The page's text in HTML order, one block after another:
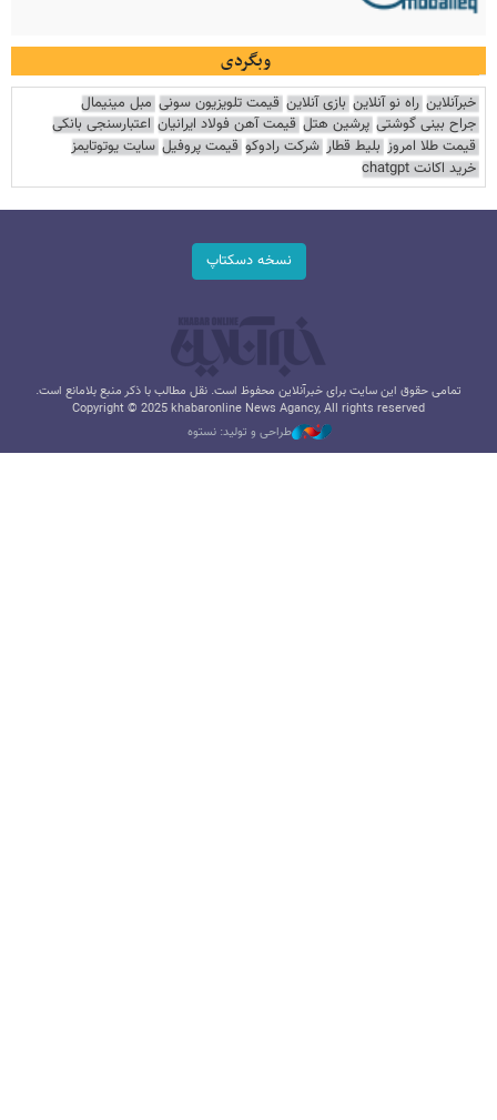
وبگردی
خبرآنلاین راه نو آنلاین بازی آنلاین قیمت تلویزیون سونی مبل مینیمال
جراح بینی گوشتی پرشین هتل قیمت آهن فولاد ایرانیان اعتبارسنجی بانکی
قیمت طلا امروز بلیط قطار شرکت رادوکو قیمت پروفیل سایت یوتوتایمز
خرید اکانت chatgpt
نسخه دسکتاپ
تمامی حقوق این سایت برای خبرآنلاین محفوظ است. نقل مطالب با ذکر منبع بلامانع است.
Copyright © 2025 khabaronline News Agancy, All rights reserved
طراحی و تولید: نستوه